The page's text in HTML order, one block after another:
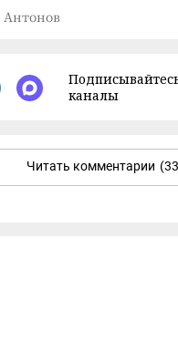
Антонов
каналы
Читать комментарии